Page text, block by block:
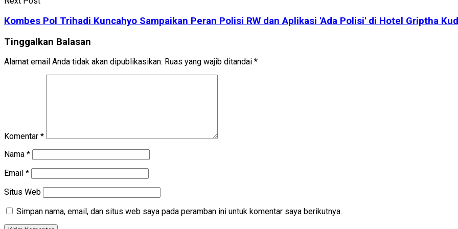
Kombes Pol Trihadi Kuncahyo Sampaikan Peran Polisi RW dan Aplikasi 'Ada Polisi' di Hotel Griptha
Tinggalkan Balasan
Alamat email Anda tidak akan dipublikasikan. Ruas yang wajib ditandai *
Komentar *
Nama *
Email *
Situs Web
Simpan nama, email, dan situs web saya pada peramban ini untuk komentar saya berikutnya.